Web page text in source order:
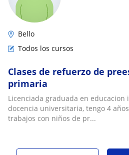
Bello
Todos los cursos
Clases de refuerzo de
primaria
Licenciada graduada en
docencia universitaria, tengo 4
trabajos con niños de pr...